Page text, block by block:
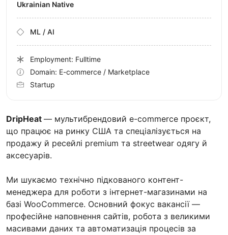
DripHeat — мультибрендовий e-commerce проєкт,
що працює на ринку США та спеціалізується на
продажу й ресейлі premium та streetwear одягу й
аксесуарів.
Ми шукаємо технічно підкованого контент-
менеджера для роботи з інтернет-магазинами на
базі WooCommerce. Основний фокус вакансії —
професійне наповнення сайтів, робота з великими
масивами даних та автоматизація процесів за
Ukrainian Native
ML / AI
Employment: Fulltime
Domain: E-commerce / Marketplace
Startup